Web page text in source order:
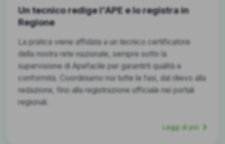
Un tecnico redige l'APE e lo registra in
Regione
La pratica viene affidata a un tecnico certificatore
della nostra rete nazionale, sempre sotto la
supervisione di Apefacile per garantirti qualità e
conformità. Coordiniamo noi tutte le fasi, dal rilievo alla
redazione, fino alla registrazione ufficiale nei portali
regionali.
Leggi di più